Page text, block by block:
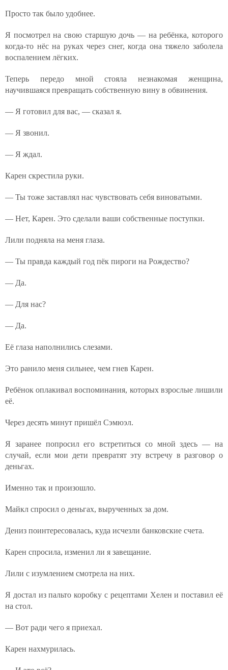
Просто так было удобнее.
Я посмотрел на свою старшую дочь — на ребёнка, которого
когда-то нёс на руках через снег, когда она тяжело заболела
воспалением лёгких.
Теперь передо мной стояла незнакомая женщина,
научившаяся превращать собственную вину в обвинения.
— Я готовил для вас, — сказал я.
— Я звонил.
— Я ждал.
Карен скрестила руки.
— Ты тоже заставлял нас чувствовать себя виноватыми.
— Нет, Карен. Это сделали ваши собственные поступки.
Лили подняла на меня глаза.
— Ты правда каждый год пёк пироги на Рождество?
— Да.
— Для нас?
— Да.
Её глаза наполнились слезами.
Это ранило меня сильнее, чем гнев Карен.
Ребёнок оплакивал воспоминания, которых взрослые лишили
её.
Через десять минут пришёл Сэмюэл.
Я заранее попросил его встретиться со мной здесь — на
случай, если мои дети превратят эту встречу в разговор о
деньгах.
Именно так и произошло.
Майкл спросил о деньгах, вырученных за дом.
Дениз поинтересовалась, куда исчезли банковские счета.
Карен спросила, изменил ли я завещание.
Лили с изумлением смотрела на них.
Я достал из пальто коробку с рецептами Хелен и поставил её
на стол.
— Вот ради чего я приехал.
Карен нахмурилась.